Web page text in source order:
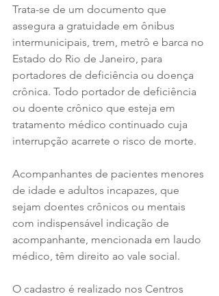
Trata-se de um documento que
assegura a gratuidade em ônibus
intermunicipais, trem, metrô e barca no
Estado do Rio de Janeiro, para
portadores de deficiência ou doença
crônica. Todo portador de deficiência
ou doente crônico que esteja em
tratamento médico continuado cuja
interrupção acarrete o risco de morte.
Acompanhantes de pacientes menores
de idade e adultos incapazes, que
sejam doentes crônicos ou mentais
com indispensável indicação de
acompanhante, mencionada em laudo
médico, têm direito ao vale social.
O cadastro é realizado nos Centros